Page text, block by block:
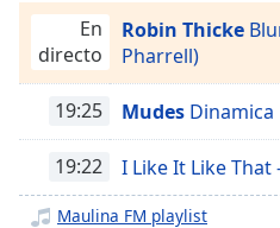
Rate
Chapters
Descriptions
off,
En
directo
Robin Thicke
Pharrell)
19:25 Mudes Dinamica
19:22 I Like It Like That
Maulina FM playlist